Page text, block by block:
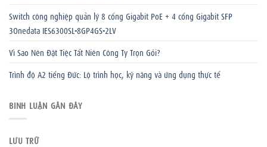
Switch công nghiệp quản lý 8 cổng Gigabit PoE + 4 cổng Gigabit SFP
3Onedata IES6300SL-8GP4GS-2LV
Vì Sao Nên Đặt Tiệc Tất Niên Công Ty Trọn Gói?
Trình độ A2 tiếng Đức: Lộ trình học, kỹ năng và ứng dụng thực tế
BÌNH LUẬN GẦN ĐÂY
LƯU TRỮ